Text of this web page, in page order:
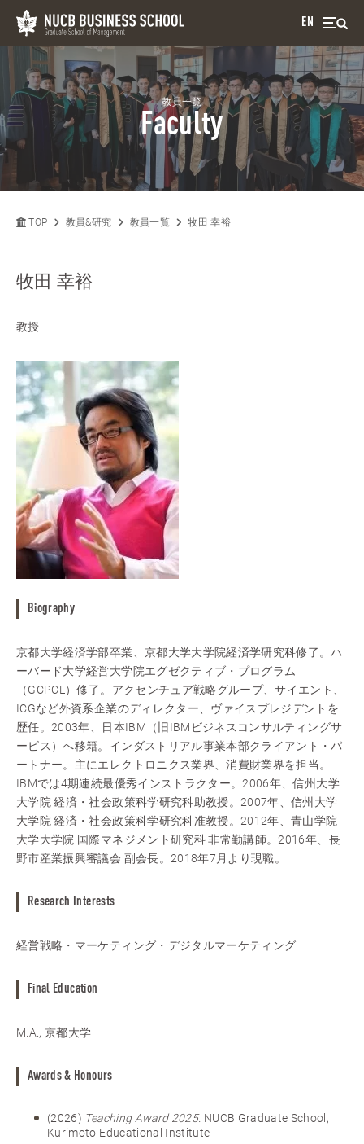
EN
教員一覧
Faculty
TOP 教員&研究 教員一覧 牧田 幸裕
牧田 幸裕
教授
Biography
京都大学経済学部卒業、京都大学大学院経済学研究科修了。ハ
ーバード大学経営大学院エグゼクティブ・プログラム
（GCPCL）修了。アクセンチュア戦略グループ、サイエント、
ICGなど外資系企業のディレクター、ヴァイスプレジデントを
歴任。2003年、日本IBM（旧IBMビジネスコンサルティングサ
ービス）へ移籍。インダストリアル事業本部クライアント・パ
ートナー。主にエレクトロニクス業界、消費財業界を担当。
IBMでは4期連続最優秀インストラクター。2006年、信州大学
大学院 経済・社会政策科学研究科助教授。2007年、信州大学
大学院 経済・社会政策科学研究科准教授。2012年、青山学院
大学大学院 国際マネジメント研究科 非常勤講師。2016年、長
野市産業振興審議会 副会長。2018年7月より現職。
Research Interests
経営戦略・マーケティング・デジタルマーケティング
Final Education
M.A., 京都大学
Awards & Honours
(2026) Teaching Award 2025. NUCB Graduate School,
Kurimoto Educational Institute